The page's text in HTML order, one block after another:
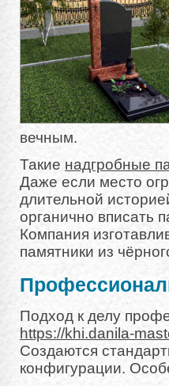
вечным.
Такие надгробные
Даже если место
длительной
органично вписать
Компания
памятники из
Подход к делу
https://khi.danila-
Создаются
конфигурации.